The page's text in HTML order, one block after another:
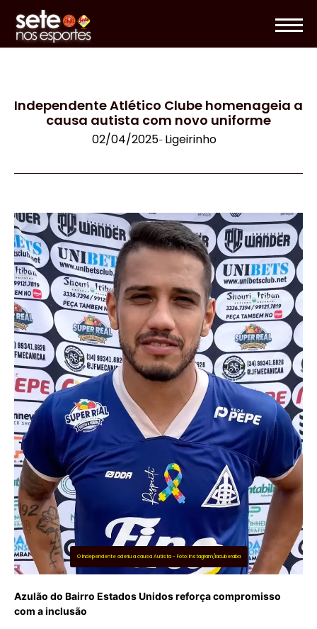
Independente Atlético Clube homenageia a
causa autista com novo uniforme
02/04/2025- Ligeirinho
O Independente aderiu a causa Autista - Foto: Instagram/iacuberaba
Azulão do Bairro Estados Unidos reforça compromisso
com a inclusão